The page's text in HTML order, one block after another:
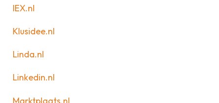
IEX.nl
Klusidee.nl
Linda.nl
Linkedin.nl
Marktplaats.nl